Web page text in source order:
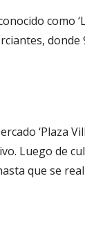
como
‘Plaza
Luego de
que se